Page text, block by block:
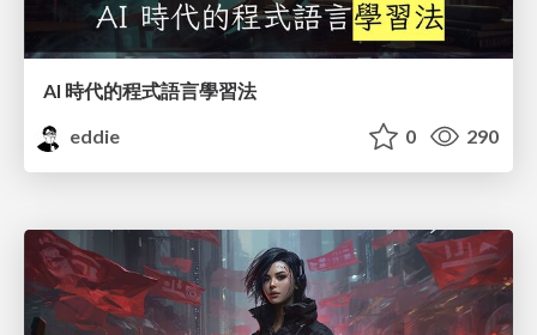
AI 時代的程式語言學習法
eddie
0 290